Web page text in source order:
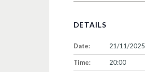
DETAILS
Date: 21/11/2025
Time: 20:00